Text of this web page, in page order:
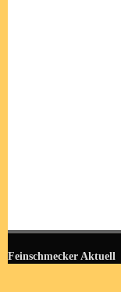
Feinschmecker Aktuell